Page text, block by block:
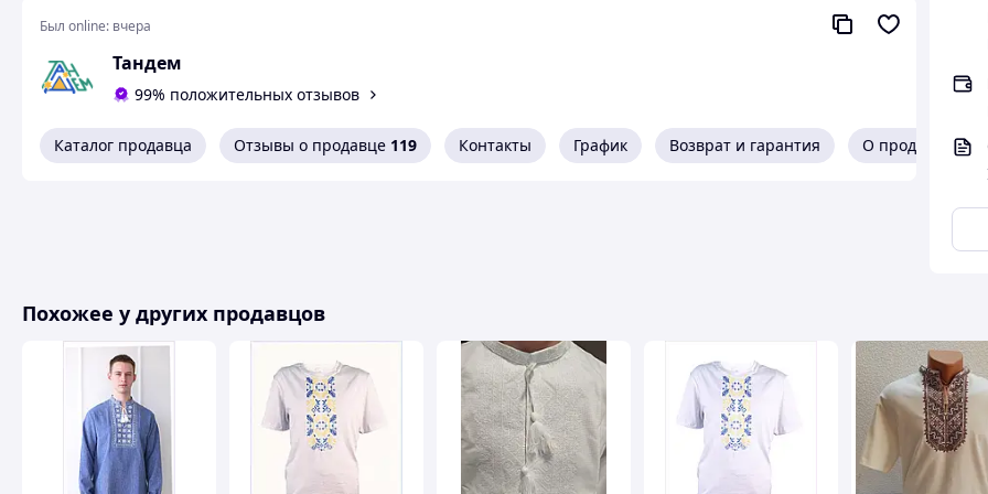
Ростовка:
S
M
Был online: вчера
Тандем
99% положительных отзывов
Каталог продавца Отзывы о продавце 119 Контакты График Возврат и гарантия О продавце
Похожее у других продавцов